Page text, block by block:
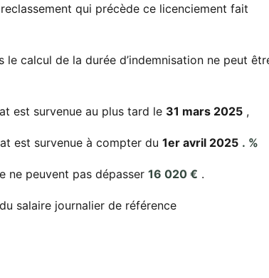
qui précède ce licenciement fait
calcul de la durée d’indemnisation ne peut
est survenue au plus tard le 31 mars 2025,
est survenue à compter du 1er avril 2025 . %
ne peuvent pas dépasser 16 020 € .
salaire journalier de référence